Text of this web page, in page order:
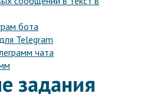
бота
Telegram
чата
задания